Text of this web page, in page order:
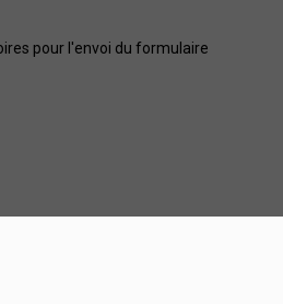
pour l'envoi du formulaire